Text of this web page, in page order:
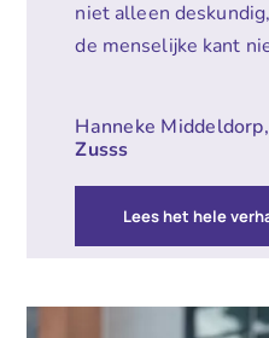
niet alleen
de menselijke kant
Hanneke
Zusss
Lees het hele